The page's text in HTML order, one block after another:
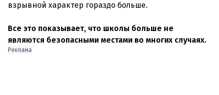
взрывной характер гораздо больше.
Все это показывает, что школы больше не
являются безопасными местами во многих случаях.
Реклама